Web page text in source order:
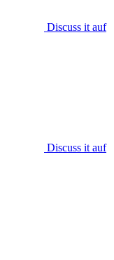
Discuss it auf
Discuss it auf